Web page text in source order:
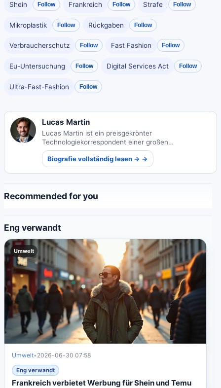
Shein Follow Frankreich Follow Strafe Follow
Mikroplastik Follow Rückgaben Follow
Verbraucherschutz Follow Fast Fashion Follow
Eu-Untersuchung Follow Digital Services Act Follow
Ultra-Fast-Fashion Follow
Lucas Martin
Lucas Martin ist ein preisgekrönter
Technologiekorrespondent einer großen
französischen Tageszeitung, bekannt dafür,
komplexe Technologiethemen für ein breites
Publikum verständlich zu machen.
Biografie vollständig lesen → →
Recommended for you
Eng verwandt
Umwelt
Umwelt• 2026-06-30 07:58
Eng verwandt
Frankreich verbietet Werbung für Shein und Temu